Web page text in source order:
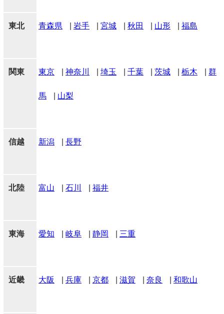
東北 青森県 岩手 宮城 秋田 山形 福島
関東 東京 神奈川 埼玉 千葉 茨城 栃木 群
馬 山梨
信越 新潟 長野
北陸 富山 石川 福井
東海 愛知 岐阜 静岡 三重
近畿 大阪 兵庫 京都 滋賀 奈良 和歌山